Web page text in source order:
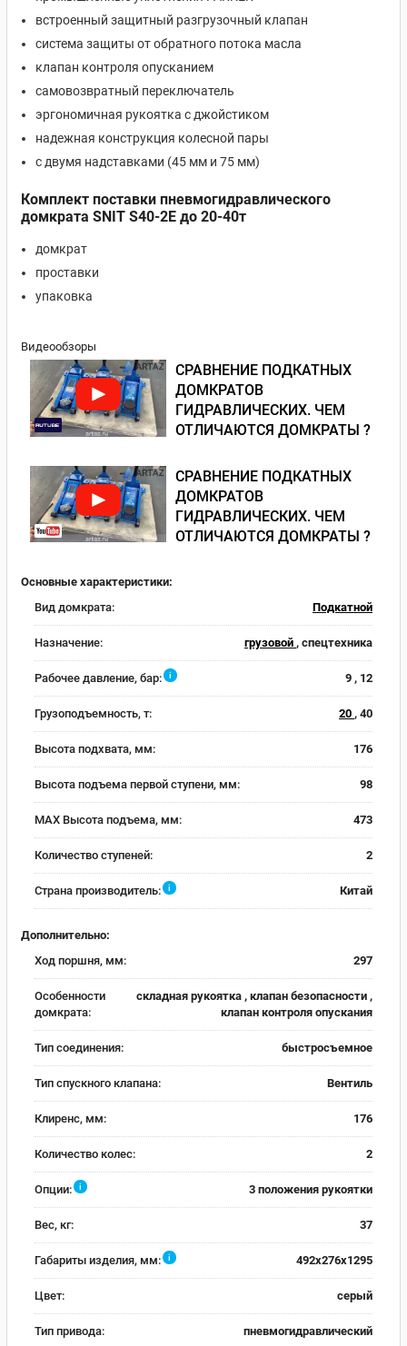
встроенный защитный разгрузочный клапан
система защиты от обратного потока масла
клапан контроля опусканием
самовозвратный переключатель
эргономичная рукоятка с джойстиком
надежная конструкция колесной пары
с двумя надставками (45 мм и 75 мм)
Комплект поставки пневмогидравлического
домкрата SNIT S40-2E до 20-40т
домкрат
проставки
упаковка
Видеообзоры
СРАВНЕНИЕ ПОДКАТНЫХ
ДОМКРАТОВ
ГИДРАВЛИЧЕСКИХ. ЧЕМ
ОТЛИЧАЮТСЯ ДОМКРАТЫ ?
СРАВНЕНИЕ ПОДКАТНЫХ
ДОМКРАТОВ
ГИДРАВЛИЧЕСКИХ. ЧЕМ
ОТЛИЧАЮТСЯ ДОМКРАТЫ ?
Основные характеристики:
Вид домкрата:
Подкатной
Назначение: грузовой , спецтехника
Рабочее давление, бар: i 9 , 12
Грузоподъемность, т: 20 , 40
Высота подхвата, мм: 176
Высота подъема первой ступени, мм: 98
MAX Высота подъема, мм: 473
Количество ступеней: 2
Страна производитель: i Китай
Дополнительно:
Ход поршня, мм:
297
Особенности
домкрата:
складная рукоятка , клапан безопасности ,
клапан контроля опускания
Тип соединения: быстросъемное
Тип спускного клапана: Вентиль
Клиренс, мм: 176
Количество колес: 2
Опции: i 3 положения рукоятки
Вес, кг: 37
Габариты изделия, мм: i 492х276х1295
Цвет: серый
Тип привода: пневмогидравлический